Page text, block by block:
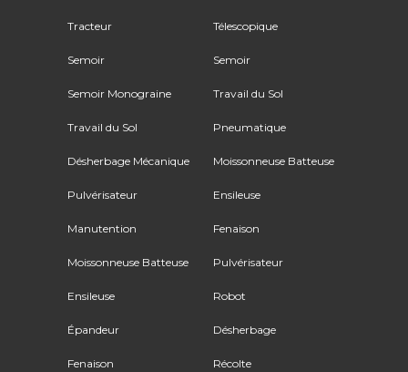
Tracteur
Semoir
Semoir Monograine
Travail du Sol
Désherbage Mécanique
Pulvérisateur
Manutention
Moissonneuse Batteuse
Ensileuse
Épandeur
Fenaison
Télescopique
Semoir
Travail du Sol
Pneumatique
Moissonneuse Batteuse
Ensileuse
Fenaison
Pulvérisateur
Robot
Désherbage
Récolte